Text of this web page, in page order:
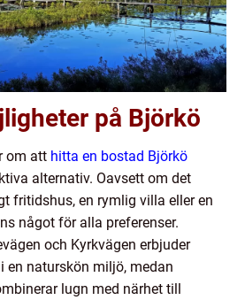
på Björkö
om att hitta en bostad Björkö
alternativ. Oavsett om det
fritidshus, en rymlig villa eller en
något för alla preferenser.
och Kyrkvägen erbjuder
en naturskön miljö, medan
lugn med närhet till